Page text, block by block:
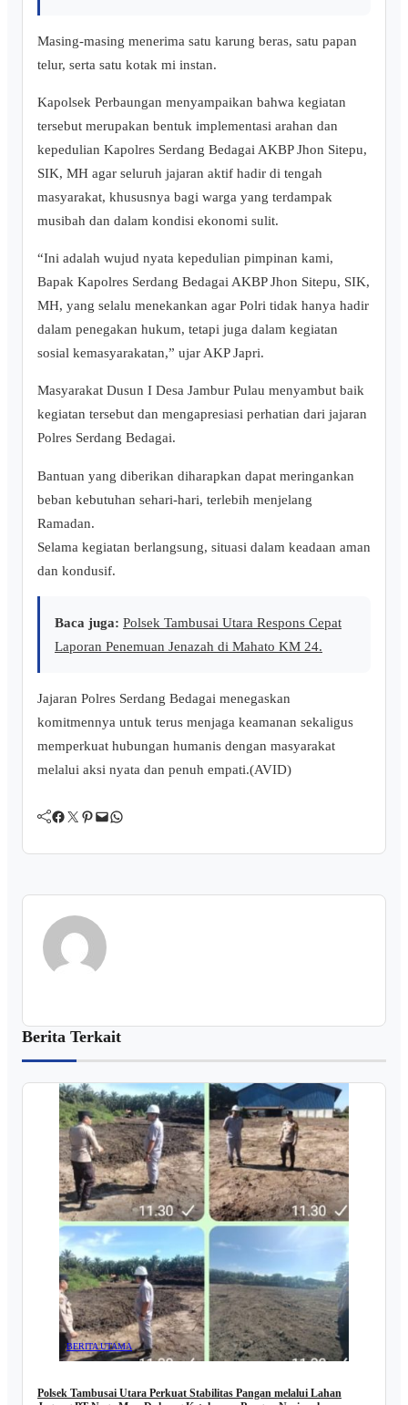
Masing-masing menerima satu karung beras, satu papan
telur, serta satu kotak mi instan.
Kapolsek Perbaungan menyampaikan bahwa kegiatan
tersebut merupakan bentuk implementasi arahan dan
kepedulian Kapolres Serdang Bedagai AKBP Jhon Sitepu,
SIK, MH agar seluruh jajaran aktif hadir di tengah
masyarakat, khususnya bagi warga yang terdampak
musibah dan dalam kondisi ekonomi sulit.
“Ini adalah wujud nyata kepedulian pimpinan kami,
Bapak Kapolres Serdang Bedagai AKBP Jhon Sitepu, SIK,
MH, yang selalu menekankan agar Polri tidak hanya hadir
dalam penegakan hukum, tetapi juga dalam kegiatan
sosial kemasyarakatan,” ujar AKP Japri.
Masyarakat Dusun I Desa Jambur Pulau menyambut baik
kegiatan tersebut dan mengapresiasi perhatian dari jajaran
Polres Serdang Bedagai.
Bantuan yang diberikan diharapkan dapat meringankan
beban kebutuhan sehari-hari, terlebih menjelang
Ramadan.
Selama kegiatan berlangsung, situasi dalam keadaan aman
dan kondusif.
Baca juga: Polsek Tambusai Utara Respons Cepat
Laporan Penemuan Jenazah di Mahato KM 24.
Jajaran Polres Serdang Bedagai menegaskan
komitmennya untuk terus menjaga keamanan sekaligus
memperkuat hubungan humanis dengan masyarakat
melalui aksi nyata dan penuh empati.(AVID)
Facebook Twitter Pinterest Mail WhatsApp
Berita Terkait
BERITA UTAMA
Polsek Tambusai Utara Perkuat Stabilitas Pangan melalui Lahan